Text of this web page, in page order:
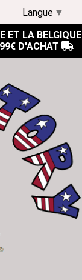
ET LA BELGIQUE
D'ACHAT 
Langue ▼